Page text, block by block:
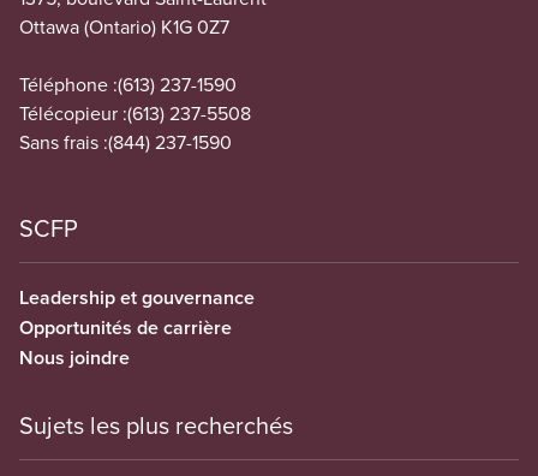
Ottawa (Ontario) K1G 0Z7
Téléphone :(613) 237-1590
Télécopieur :(613) 237-5508
Sans frais :(844) 237-1590
SCFP
Leadership et gouvernance
Opportunités de carrière
Nous joindre
Sujets les plus recherchés